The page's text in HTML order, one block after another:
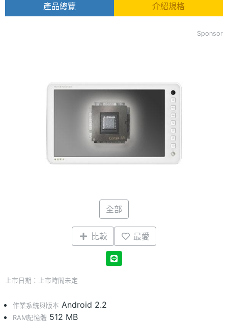
產品總覽 介紹規格
Sponsor
全部
比較 最愛
上市日期：上市時間未定
作業系統與版本 Android 2.2
RAM記憶體 512 MB